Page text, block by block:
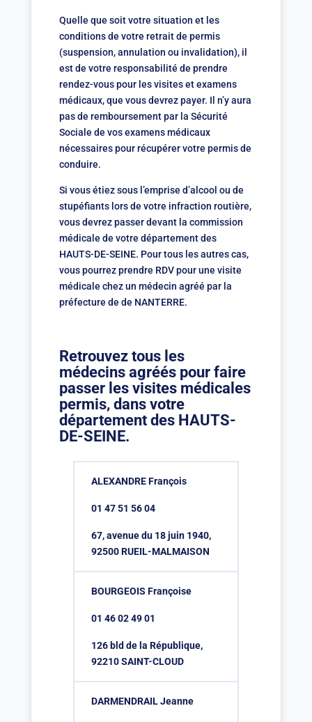
Quelle que soit votre situation et les
conditions de votre retrait de permis
(suspension, annulation ou invalidation), il
est de votre responsabilité de prendre
rendez-vous pour les visites et examens
médicaux, que vous devrez payer. Il n’y aura
pas de remboursement par la Sécurité
Sociale de vos examens médicaux
nécessaires pour récupérer votre permis de
conduire.
Si vous étiez sous l’emprise d’alcool ou de
stupéfiants lors de votre infraction routière,
vous devrez passer devant la commission
médicale de votre département des
HAUTS-DE-SEINE. Pour tous les autres cas,
vous pourrez prendre RDV pour une visite
médicale chez un médecin agréé par la
préfecture de de NANTERRE.
Retrouvez tous les
médecins agréés pour faire
passer les visites médicales
permis, dans votre
département des HAUTS-
DE-SEINE.
ALEXANDRE François
01 47 51 56 04
67, avenue du 18 juin 1940,
92500 RUEIL-MALMAISON
BOURGEOIS Françoise
01 46 02 49 01
126 bld de la République,
92210 SAINT-CLOUD
DARMENDRAIL Jeanne